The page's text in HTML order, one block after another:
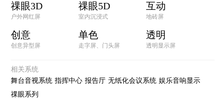
祼眼3D
户外网红屏
祼眼5D
室内沉浸式
互动
地砖屏
创意
创意异型屏
单色
走字屏、门头屏
透明
透明显示屏
相关系统
舞台音视系统 指挥中心 报告厅 无纸化会议系统 娱乐音响显示
祼眼系列